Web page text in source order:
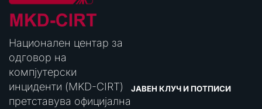
Национален центар за
одговор на
компјутерски
инциденти (MKD-CIRT)
претставува официјална
ЈАВЕН КЛУЧ И ПОТПИСИ